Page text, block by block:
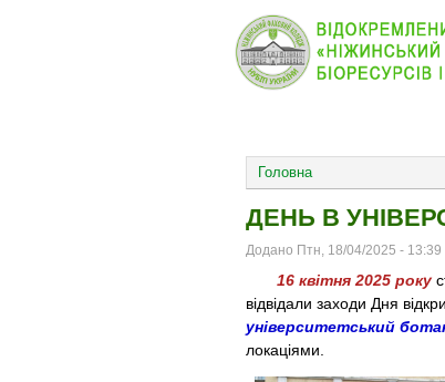
Головна
ДЕНЬ В
Додано Птн, 18/04/2025 - 13:39
16 квітня 2025 року
відвідали заходи Дня
університетський
локаціями.